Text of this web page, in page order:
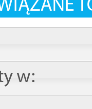
w: